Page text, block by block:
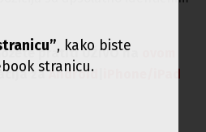
pratiti UŽIVO na
zaAndroid iPhone/iPad
, kako biste
stranicu.